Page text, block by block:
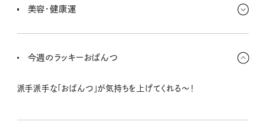
そう。違うフィールドを探検することが、新しいモチベーションを引き
美容・健康運
ないで、新しいものを取り入れると体調や調子が良くなるかも。ヘア
今週のラッキーおぱんつ
派手派手な「おぱんつ」が気持ちを上げてくれる〜！